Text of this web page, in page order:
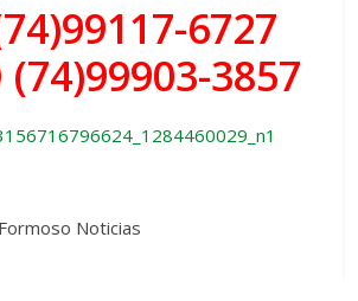
6727
(74)99903-3857
Noticias